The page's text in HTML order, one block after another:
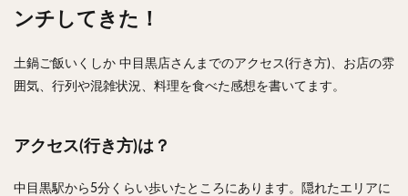
ンチしてきた！
土鍋ご飯いくしか 中目黒店さんまでのアクセス(行き方)、お店の雰
囲気、行列や混雑状況、料理を食べた感想を書いてます。
アクセス(行き方)は？
中目黒駅から5分くらい歩いたところにあります。隠れたエリアに